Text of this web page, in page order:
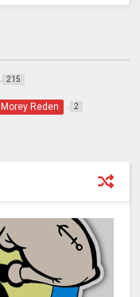
215
Morey Reden 2